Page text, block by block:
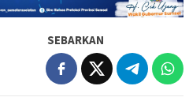
SEBARKAN